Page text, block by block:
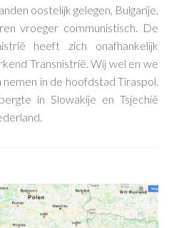
oostelijk gelegen, Bulgarije,
vroeger communistisch. De
heeft zich onafhankelijk
Transnistrië. Wij wel en we
nemen in de hoofdstad Tiraspol.
in Slowakije en Tsjechië